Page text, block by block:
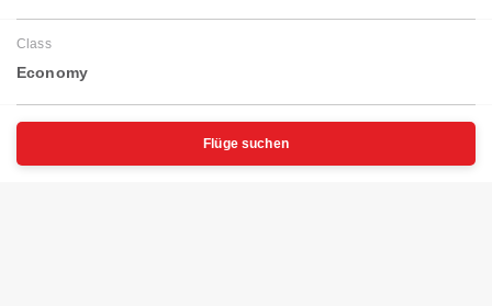
Class
Economy
Flüge suchen